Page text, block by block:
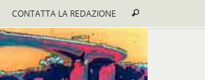
CONTATTA LA REDAZIONE Cerca